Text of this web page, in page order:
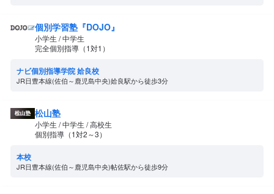
個別学習塾『DOJO』
小学生 / 中学生
完全個別指導（1対1）
ナビ個別指導学院 姶良校
JR日豊本線(佐伯～鹿児島中央)姶良駅から徒歩3分
松山塾
小学生 / 中学生 / 高校生
個別指導（1対2～3）
本校
JR日豊本線(佐伯～鹿児島中央)帖佐駅から徒歩9分